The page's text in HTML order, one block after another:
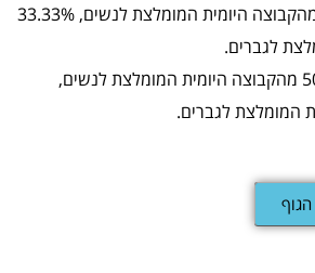
אבץ: 5, מ”ג, 41.67% מהקבוצה היומית המומלצת לנשים, 33.33%
לגברים.
ביוטין: 500 מק”ג, 500% מהקבוצה היומית המומלצת לנשים,
הגוף